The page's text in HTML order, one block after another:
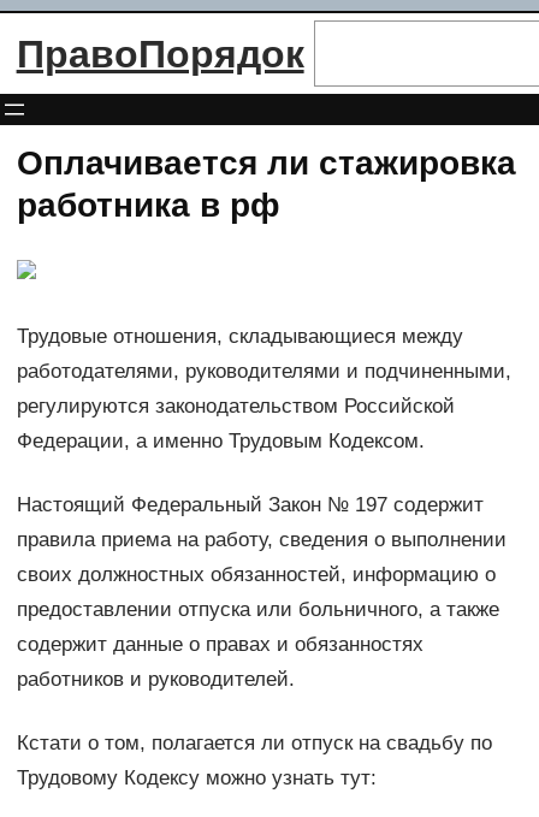
Перейти
ПравоПорядок
Оплачивается ли стажировка
работника в рф
Трудовые отношения, складывающиеся между
работодателями, руководителями и подчиненными,
регулируются законодательством Российской
Федерации, а именно Трудовым Кодексом.
Настоящий Федеральный Закон № 197 содержит
правила приема на работу, сведения о выполнении
своих должностных обязанностей, информацию о
предоставлении отпуска или больничного, а также
содержит данные о правах и обязанностях
работников и руководителей.
Кстати о том, полагается ли отпуск на свадьбу по
Трудовому Кодексу можно узнать тут: